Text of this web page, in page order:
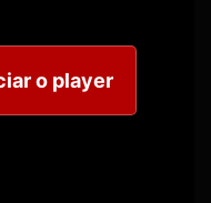
o player